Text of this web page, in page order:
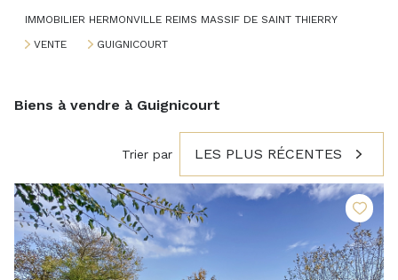
IMMOBILIER HERMONVILLE REIMS MASSIF DE SAINT THIERRY
VENTE
GUIGNICOURT
Biens à vendre à Guignicourt
Trier par LES PLUS RÉCENTES